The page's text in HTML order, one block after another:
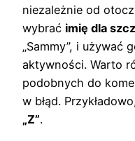
niezależnie od
wybrać imię dla
„Sammy”, i używać
aktywności. Warto
podobnych do
w błąd.
„Z”.